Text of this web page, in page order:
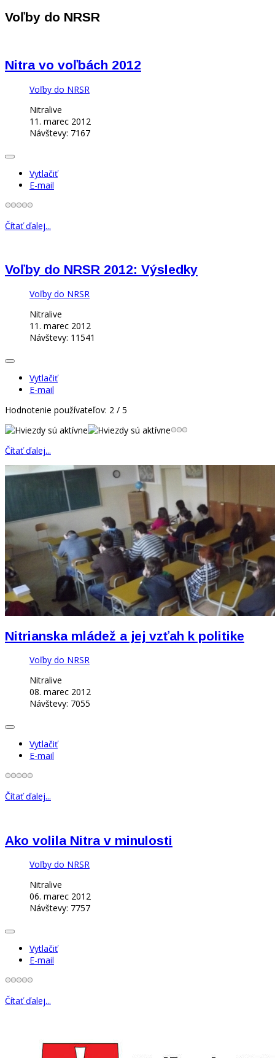
Voľby do NRSR
Nitra vo voľbách 2012
Voľby do NRSR
Nitralive
11. marec 2012
Návštevy: 7167
Vytlačiť
E-mail
Čítať ďalej...
Voľby do NRSR 2012: Výsledky
Voľby do NRSR
Nitralive
11. marec 2012
Návštevy: 11541
Vytlačiť
E-mail
Hodnotenie používateľov: 2 / 5
Čítať ďalej...
Nitrianska mládež a jej vzťah k politike
Voľby do NRSR
Nitralive
08. marec 2012
Návštevy: 7055
Vytlačiť
E-mail
Čítať ďalej...
Ako volila Nitra v minulosti
Voľby do NRSR
Nitralive
06. marec 2012
Návštevy: 7757
Vytlačiť
E-mail
Čítať ďalej...